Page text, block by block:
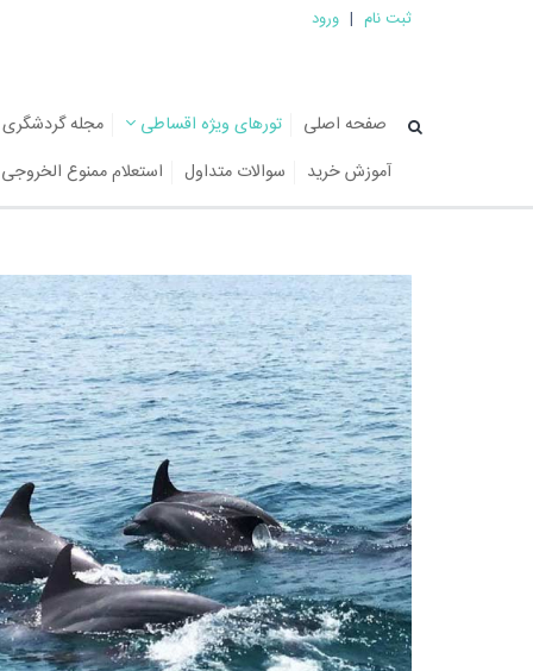
ثبت نام | ورود
صفحه اصلی تورهای ویژه اقساطی مجله گردشگری
آموزش خرید
سوالات متداول استعلام ممنوع الخروجی